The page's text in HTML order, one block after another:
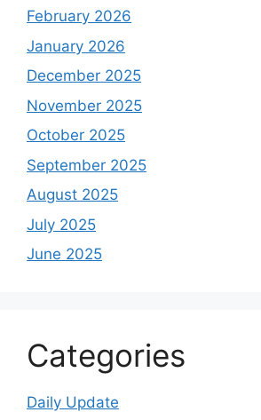
February 2026
January 2026
December 2025
November 2025
October 2025
September 2025
August 2025
July 2025
June 2025
Categories
Daily Update